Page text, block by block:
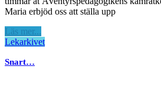
Maria erbjöd oss att ställa upp
Läs mer...
Lekarkivet
Snart…